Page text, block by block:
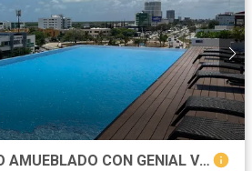
RENTA DEPA NUEVO AMUEBLADO CON GENIAL VISTA PISO 12 EN AVE.TULUM